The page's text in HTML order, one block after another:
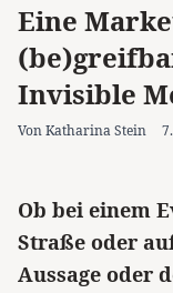
Eine
Invisible
Von Katharina Stein
Ob bei einem
Straße oder
Aussage oder